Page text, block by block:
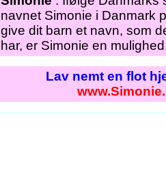
navnet Simonie i Danmark
give dit barn et navn, som
har, er Simonie en
Lav nemt en flot